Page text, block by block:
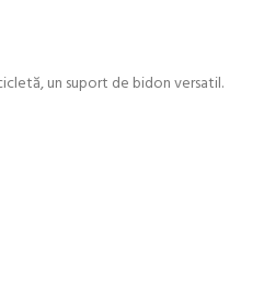
un suport de bidon versatil.